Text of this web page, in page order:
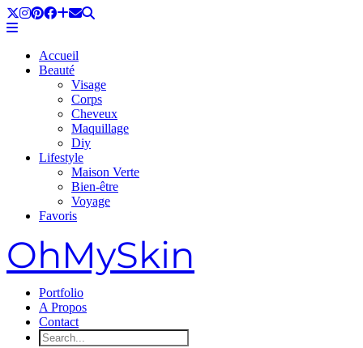
Accueil
Beauté
Visage
Corps
Cheveux
Maquillage
Diy
Lifestyle
Maison Verte
Bien-être
Voyage
Favoris
OhMySkin
Portfolio
A Propos
Contact